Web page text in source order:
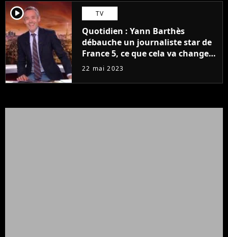
player2 TV
Quotidien : Yann Barthès
débauche un journaliste star de
France 5, ce que cela va changer
à la rentrée
22 mai 2023